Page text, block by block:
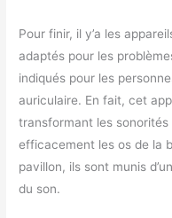
Pour finir, il y’a les
adaptés pour les
indiqués pour les
auriculaire. En fait, cet
transformant les
efficacement les os de la
pavillon, ils sont munis
du son.